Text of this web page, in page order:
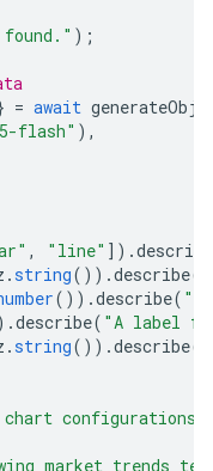
);
= await
flash" ),
, "line" ]).describe
.string()).describe(
()).describe(
describe( "A label
.string()).describe(
configurations"
market trends